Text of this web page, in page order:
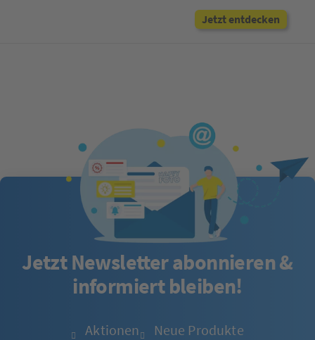
Jetzt entdecken
Jetzt Newsletter abonnieren &
informiert bleiben!
Aktionen
Neue Produkte